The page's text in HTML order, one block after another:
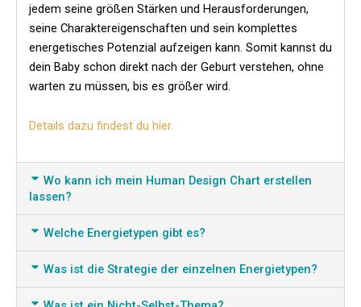
jedem seine größen Stärken und Herausforderungen,
seine Charaktereigenschaften und sein komplettes
energetisches Potenzial aufzeigen kann. Somit kannst du
dein Baby schon direkt nach der Geburt verstehen, ohne
warten zu müssen, bis es größer wird.
Details dazu findest du hier.
Wo kann ich mein Human Design Chart erstellen
lassen?
Welche Energietypen gibt es?
Was ist die Strategie der einzelnen Energietypen?